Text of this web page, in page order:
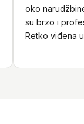
oko
su brzo i
Retko viđena